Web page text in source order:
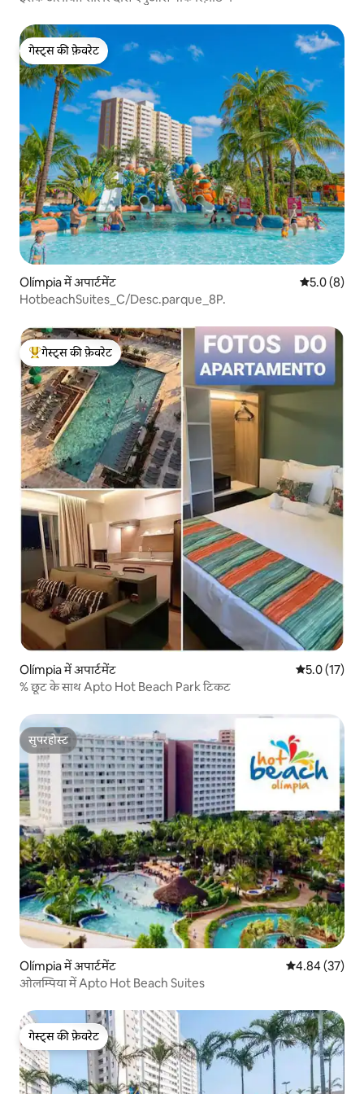
गेस्ट्स की फ़ेवरेट
गेस्ट्स की फ़ेवरेट
Olímpia में अपार्टमेंट औसत रेटिंग 5
5.0 (8)
HotbeachSuites_C/Desc.parque_8P.
गेस्ट्स का टॉप फ़ेवरेट
गेस्ट्स की फ़ेवरेट
Olímpia में अपार्टमेंट औसत रेटिंग 5
5.0 (17)
% छूट के साथ Apto Hot Beach Park टिकट
सुपरहोस्ट
सुपरहोस्ट
Olímpia में अपार्टमेंट औसत रेटिंग 5 में
4.84 (37)
ओलम्पिया में Apto Hot Beach Suites
गेस्ट्स की फ़ेवरेट
गेस्ट्स की फ़ेवरेट